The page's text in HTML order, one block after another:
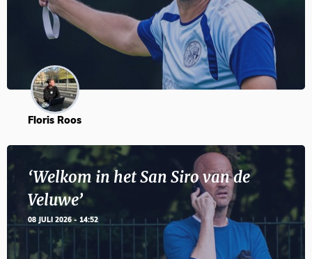
Floris Roos
‘Welkom in het San Siro van de
Veluwe’
08 JULI 2026 - 14:52